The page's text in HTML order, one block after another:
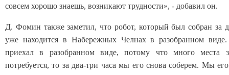
совсем хорошо знаешь, возникают трудности», - добавил он.
Д. Фомин также заметил, что робот, который был собран за
уже находится в Набережных Челнах в разобранном
приехал в разобранном виде, потому что много места
потребуется, то за два-три часа мы его снова соберем. Мы